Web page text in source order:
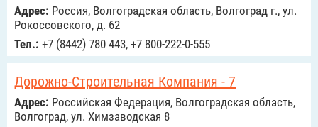
Адрес: Россия, Волгоградская область, Волгоград г., ул.
Рокоссовского, д. 62
Тел.: +7 (8442) 780 443, +7 800-222-0-555
Дорожно-Строительная Компания - 7
Адрес: Российcкая Федерация, Волгоградская область,
Волгоград, ул. Химзаводская 8